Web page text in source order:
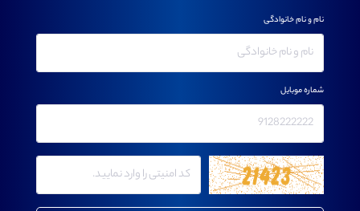
نام و نام خانوادگی
شماره موبایل